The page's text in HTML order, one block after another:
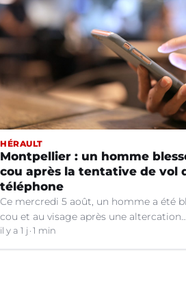
HÉRAULT
Montpellier : un homme
cou après la tentative de vol
téléphone
Ce mercredi 5 août, un homme a été
cou et au visage après une altercation
concernant un téléphone portable à
(Hérault).
il y a 1 j 1 min